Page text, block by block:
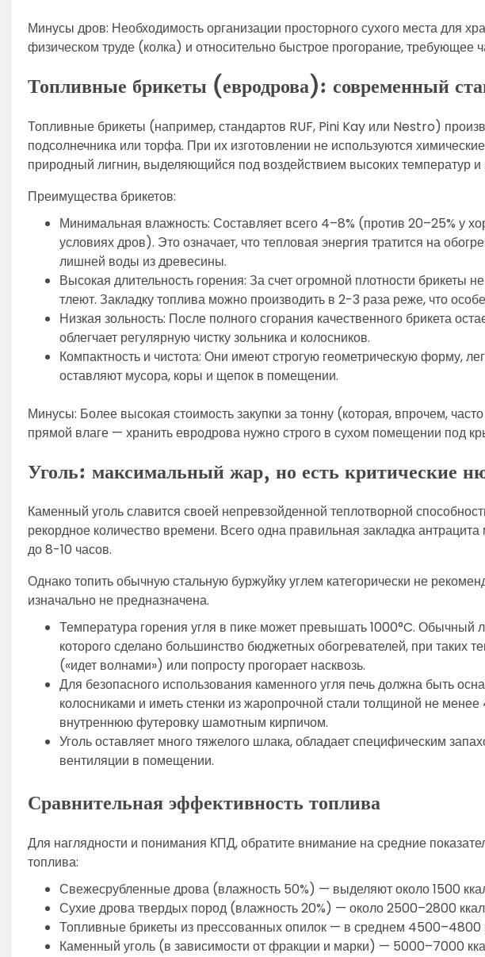
Минусы дров: Необходимость организации просторного сухого места для
физическом труде (колка) и относительно быстрое прогорание, требующее
Топливные брикеты (евродрова): современный
Топливные брикеты (например, стандартов RUF, Pini Kay или Nestro)
подсолнечника или торфа. При их изготовлении не используются
природный лигнин, выделяющийся под воздействием высоких температур и
Преимущества брикетов:
Минимальная влажность: Составляет всего 4–8% (против 20–25% у
условиях дров). Это означает, что тепловая энергия тратится на
лишней воды из древесины.
Высокая длительность горения: За счет огромной плотности брикеты
тлеют. Закладку топлива можно производить в 2-3 раза реже, что
Низкая зольность: После полного сгорания качественного брикета
облегчает регулярную чистку зольника и колосников.
Компактность и чистота: Они имеют строгую геометрическую форму,
оставляют мусора, коры и щепок в помещении.
Минусы: Более высокая стоимость закупки за тонну (которая, впрочем,
прямой влаге — хранить евродрова нужно строго в сухом помещении под
Уголь: максимальный жар, но есть критические
Каменный уголь славится своей непревзойденной теплотворной
рекордное количество времени. Всего одна правильная закладка
до 8-10 часов.
Однако топить обычную стальную буржуйку углем категорически не
изначально не предназначена.
Температура горения угля в пике может превышать 1000°C.
которого сделано большинство бюджетных обогревателей, при таких
(«идет волнами») или попросту прогорает насквозь.
Для безопасного использования каменного угля печь должна быть
колосниками и иметь стенки из жаропрочной стали толщиной не
внутреннюю футеровку шамотным кирпичом.
Уголь оставляет много тяжелого шлака, обладает специфическим
вентиляции в помещении.
Сравнительная эффективность топлива
Для наглядности и понимания КПД, обратите внимание на средние
топлива:
Свежесрубленные дрова (влажность 50%) — выделяют около 1500
Сухие дрова твердых пород (влажность 20%) — около 2500–2800
Топливные брикеты из прессованных опилок — в среднем 4500–4800
Каменный уголь (в зависимости от фракции и марки) — 5000–7000